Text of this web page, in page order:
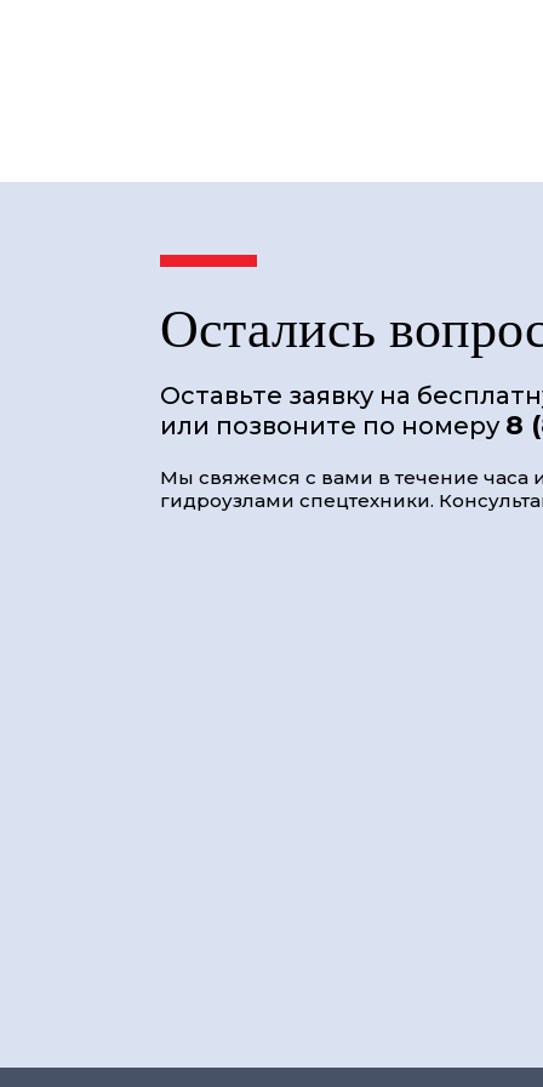
Остались
Оставьте заявку на
или позвоните по номеру 8
Мы свяжемся с вами в течение часа
гидроузлами спецтехники.